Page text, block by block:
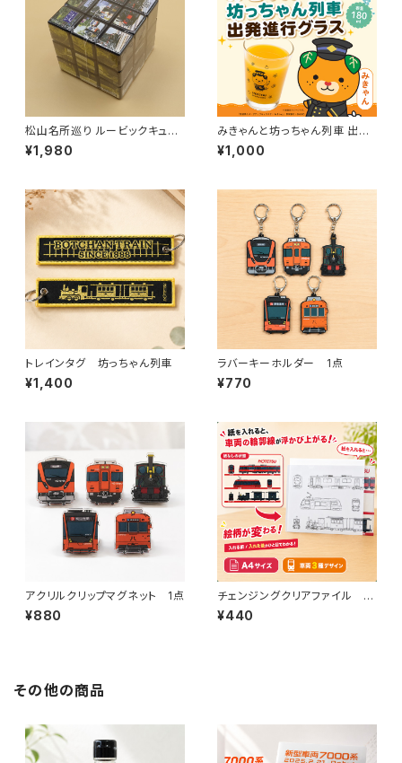
松山名所巡り ルービックキュー
ブ
¥1,980
みきゃんと坊っちゃん列車 出発
進行グラス
¥1,000
トレインタグ 坊っちゃん列車
¥1,400
ラバーキーホルダー 1点
¥770
アクリルクリップマグネット 1点
¥880
チェンジングクリアファイル 伊
予鉄道（A）
¥440
その他の商品